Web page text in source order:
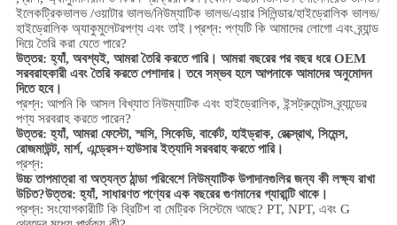
ইলেকট্রিকভালভ /ওয়াটার ভালভ/নিউম্যাটিক ভালভ/এয়ার সিলিন্ডার/হাইড্রোলিক ভালভ/
হাইড্রোলিক অ্যাকুমুলেটরপণ্য এবং তাই।প্রশ্ন: পণ্যটি কি আমাদের লোগো এবং ব্র্যান্ড
দিয়ে তৈরি করা যেতে পারে?
উত্তর: হ্যাঁ, অবশ্যই, আমরা তৈরি করতে পারি। আমরা বছরের পর বছর ধরে OEM
সরবরাহকারী এবং তৈরি করতে পেশাদার। তবে সম্ভব হলে আপনাকে আমাদের অনুমোদন
দিতে হবে।
প্রশ্ন: আপনি কি আসল বিখ্যাত নিউম্যাটিক এবং হাইড্রোলিক, ইন্সট্রুমেন্টস ব্র্যান্ডের
পণ্য সরবরাহ করতে পারেন?
উত্তর: হ্যাঁ, আমরা ফেস্টো, স্মসি, সিকেডি, বার্কেট, হাইড্রাক, রেক্স্রোথ, সিমেন্স,
রোজমাউন্ট, মার্শ, এন্ড্রেস+হাউসার ইত্যাদি সরবরাহ করতে পারি।
প্রশ্ন:
উচ্চ তাপমাত্রা বা অত্যন্ত ঠান্ডা পরিবেশে নিউম্যাটিক উপাদানগুলির জন্য কী লক্ষ্য রাখা
উচিত?উত্তর: হ্যাঁ, সাধারণত পণ্যের এক বছরের গুণমানের গ্যারান্টি থাকে।
প্রশ্ন: সংযোগকারীটি কি ব্রিটিশ বা মেট্রিক সিস্টেমে আছে? PT, NPT, এবং G